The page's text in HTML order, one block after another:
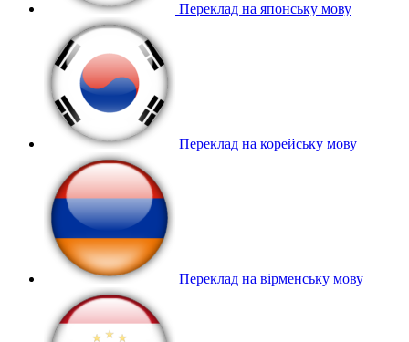
Переклад на японську мову
Переклад на корейську мову
Переклад на вірменську мову